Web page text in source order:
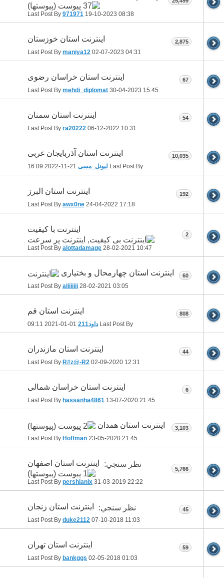
Last Post By 971971 19-10-2023 08:38
اینترنت استان خوزستان
Last Post By maniya12 02-07-2023 04:31
2,875
اینترنت استان خراسان رضوی
Last Post By mehdi_diplomat 30-04-2023 15:45
67
اینترنت استان سمنان
Last Post By ra20222 06-12-2022 10:31
54
اینترنت استان آذربایجان غربی
Last Post By لیونل_مسی 16:09
10,035
اینترنت استان البرز
Last Post By awx0ne 24-04-2022 17:18
192
اینترنت با کیفیت
Last Post By alottadamage 28-02-2021 10:47
2
اینترنت استان چهارمحال و بختیاری
Last Post By aliiiiiii 28-02-2021 03:05
60
اینترنت استان قم
Last Post By داود211 09:11
808
اینترنت استان مازندران
Last Post By R#z@-R2 02-09-2020 12:31
44
اینترنت استان خراسان شمالی
Last Post By hassanha4861 13-07-2020 21:45
6
اینترنت استان همدان
Last Post By Hoffman 23-05-2020 21:45
3,103
نظر سنجي: اینترنت استان اصفهان
Last Post By pershianix 31-03-2019 22:22
5,766
نظر سنجي: اینترنت استان زنجان
Last Post By duke2112 07-10-2018 11:03
45
اینترنت استان تهران
Last Post By bankggs 02-05-2018 01:03
59